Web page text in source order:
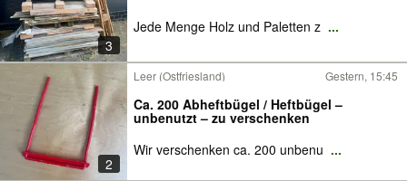
3
Jede Menge Holz und Paletten z ...
2
Leer (Ostfriesland) Gestern, 15:45
Ca. 200 Abheftbügel / Heftbügel –
unbenutzt – zu verschenken
Wir verschenken ca. 200 unbenu ...